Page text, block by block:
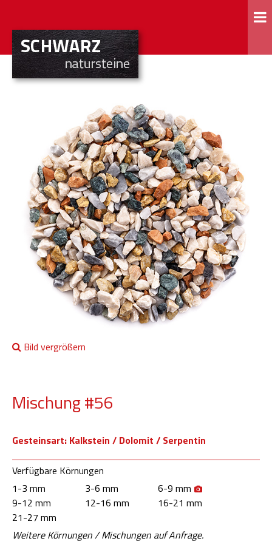
Bild vergrößern
Mischung #56
Gesteinsart: Kalkstein / Dolomit / Serpentin
Verfügbare Körnungen
1-3 mm
3-6 mm
6-9 mm
9-12 mm
12-16 mm
16-21 mm
21-27 mm
Weitere Körnungen / Mischungen auf Anfrage.